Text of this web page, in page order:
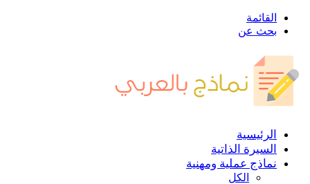
القائمة
بحث عن
الرئيسية
السيرة الذاتية
نماذج عملية ومهنية
الكل